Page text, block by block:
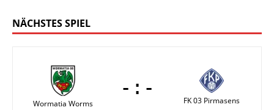
NÄCHSTES SPIEL
Wormatia Worms
-:-
FK 03 Pirmasens